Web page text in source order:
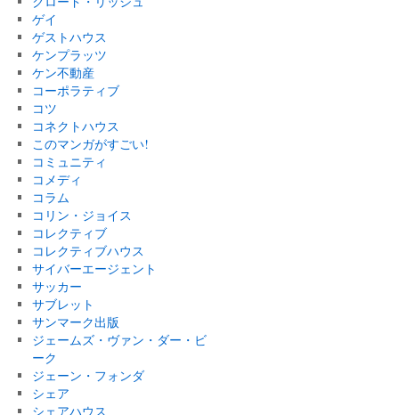
ゲイ
ゲストハウス
ケンプラッツ
ケン不動産
コーポラティブ
コツ
コネクトハウス
このマンガがすごい!
コミュニティ
コメディ
コラム
コリン・ジョイス
コレクティブ
コレクティブハウス
サイバーエージェント
サッカー
サブレット
サンマーク出版
ジェームズ・ヴァン・ダー・ビ
ーク
ジェーン・フォンダ
シェア
シェアハウス